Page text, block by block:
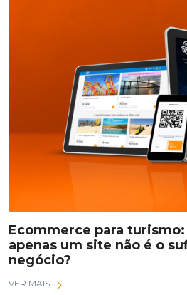
Ecommerce para
apenas um site não é o
negócio?
VER MAIS